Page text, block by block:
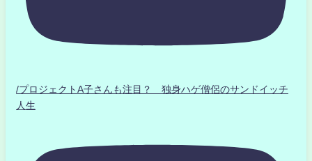
/プロジェクトA子さんも注目？ 独身ハゲ僧侶のサンドイッチ
人生